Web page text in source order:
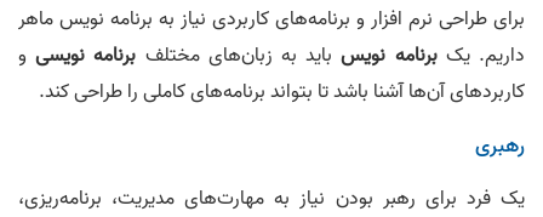
برای طراحی نرم‌ افزار و برنامه‌های کاربردی نیاز به برنامه‌ نویس ماهر
داریم. یکبرنامه‌ نویسباید به زبان‌های مختلف برنامه‌ نویسیو
کاربردهای آن‌ها آشنا باشد تا بتواند برنامه‌های کاملی را طراحی کند.
رهبری
یک فرد برای رهبر بودن نیاز به مهارت‌های مدیریت، برنامه‌ریزی،